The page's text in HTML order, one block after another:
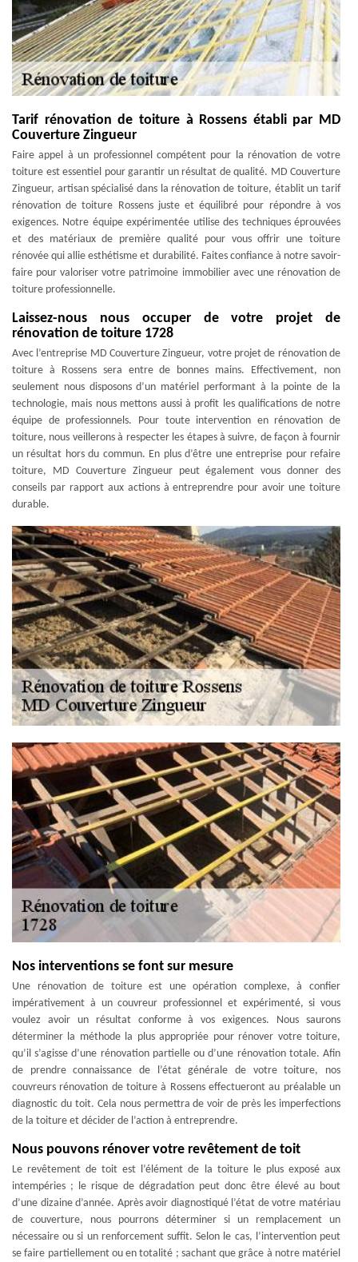
Tarif rénovation de toiture à Rossens établi par MD
Couverture Zingueur
Faire appel à un professionnel compétent pour la rénovation de votre
toiture est essentiel pour garantir un résultat de qualité. MD Couverture
Zingueur, artisan spécialisé dans la rénovation de toiture, établit un tarif
rénovation de toiture Rossens juste et équilibré pour répondre à vos
exigences. Notre équipe expérimentée utilise des techniques éprouvées
et des matériaux de première qualité pour vous offrir une toiture
rénovée qui allie esthétisme et durabilité. Faites confiance à notre savoir-
faire pour valoriser votre patrimoine immobilier avec une rénovation de
toiture professionnelle.
Laissez-nous nous occuper de votre projet de
rénovation de toiture 1728
Avec l’entreprise MD Couverture Zingueur, votre projet de rénovation de
toiture à Rossens sera entre de bonnes mains. Effectivement, non
seulement nous disposons d’un matériel performant à la pointe de la
technologie, mais nous mettons aussi à profit les qualifications de notre
équipe de professionnels. Pour toute intervention en rénovation de
toiture, nous veillerons à respecter les étapes à suivre, de façon à fournir
un résultat hors du commun. En plus d’être une entreprise pour refaire
toiture, MD Couverture Zingueur peut également vous donner des
conseils par rapport aux actions à entreprendre pour avoir une toiture
durable.
Nos interventions se font sur mesure
Une rénovation de toiture est une opération complexe, à confier
impérativement à un couvreur professionnel et expérimenté, si vous
voulez avoir un résultat conforme à vos exigences. Nous saurons
déterminer la méthode la plus appropriée pour rénover votre toiture,
qu’il s’agisse d’une rénovation partielle ou d’une rénovation totale. Afin
de prendre connaissance de l’état générale de votre toiture, nos
couvreurs rénovation de toiture à Rossens effectueront au préalable un
diagnostic du toit. Cela nous permettra de voir de près les imperfections
de la toiture et décider de l’action à entreprendre.
Nous pouvons rénover votre revêtement de toit
Le revêtement de toit est l’élément de la toiture le plus exposé aux
intempéries ; le risque de dégradation peut donc être élevé au bout
d’une dizaine d’année. Après avoir diagnostiqué l’état de votre matériau
de couverture, nous pourrons déterminer si un remplacement un
nécessaire ou si un renforcement suffit. Selon le cas, l’intervention peut
se faire partiellement ou en totalité ; sachant que grâce à notre matériel